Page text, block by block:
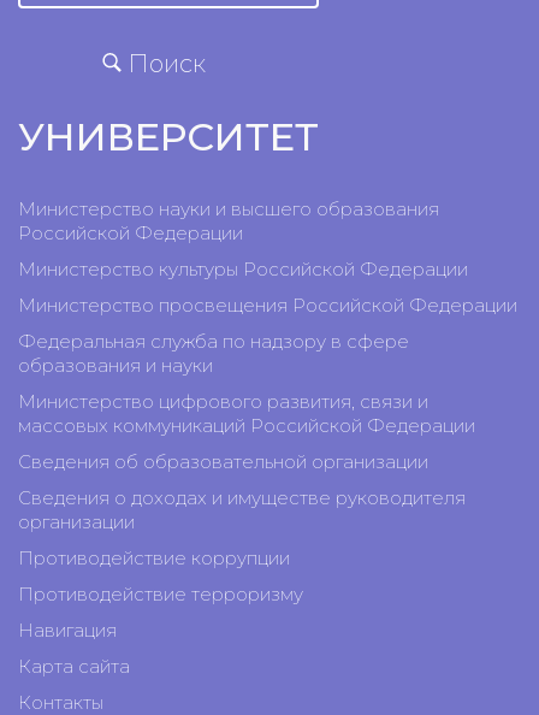
Поиск
УНИВЕРСИТЕТ
Министерство науки и высшего образования
Российской Федерации
Министерство культуры Российской Федерации
Министерство просвещения Российской Федерации
Федеральная служба по надзору в сфере
образования и науки
Министерство цифрового развития, связи и
массовых коммуникаций Российской Федерации
Сведения об образовательной организации
Сведения о доходах и имуществе руководителя
организации
Противодействие коррупции
Противодействие терроризму
Навигация
Карта сайта
Контакты